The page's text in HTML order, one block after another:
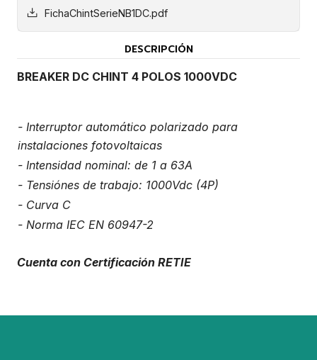
FichaChintSerieNB1DC.pdf
DESCRIPCIÓN
BREAKER DC CHINT 4 POLOS 1000VDC
- Interruptor automático polarizado para
instalaciones fotovoltaicas
- Intensidad nominal: de 1 a 63A
- Tensiónes de trabajo: 1000Vdc (4P)
- Curva C
- Norma IEC EN 60947-2
Cuenta con Certificación RETIE